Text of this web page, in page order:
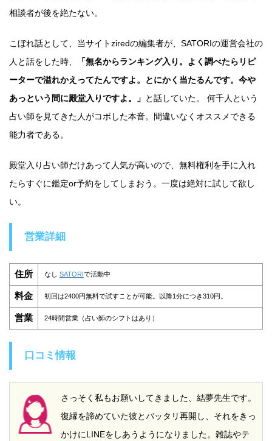
相談者が後を絶たない。
こぼれ話として、当サイトziredの編集者が、SATORIの運営会社の
人と話をした時、
「無名からランキング入り。よく調べたらリピ
ーターで溢れかえってたんですよ。とにかく当たるんです。今や
あっという間に殿堂入りですよ。」 と話していた。 何千人という
占い師を見てきた人がコボした本音。間違いなくオススメできる
能力者である。
殿堂入り占い師だけあって人気が高いので、無料権利を手に入れ
たらすぐに鑑定or予約をしてしまおう。一度は絶対に試して欲し
い。
営業詳細
住所 なし SATORIで活動中
料金 初回は2400円無料で試すことが可能。以降1分につき310円。
営業 24時間営業（占い師のシフトはあり）
口コミ情報
さっそく私もお願いしてきました、結夢先生です。
復縁を諦めていた彼とバッタリ再開し、それをきっ
かけにLINEをしあうようになりました。雑誌やテ